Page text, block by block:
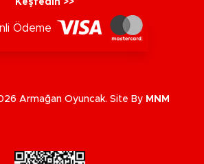
Keşfedin >>
Ödeme
Armağan Oyuncak. Site By MNM